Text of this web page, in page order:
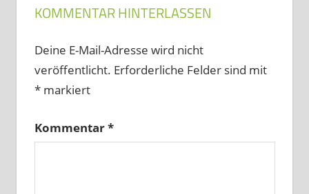
KOMMENTAR HINTERLASSEN
Deine E-Mail-Adresse wird nicht
veröffentlicht. Erforderliche Felder sind mit
*markiert
Kommentar*